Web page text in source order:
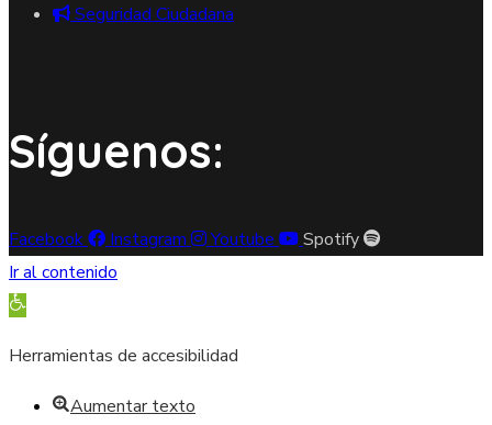
Seguridad Ciudadana
Síguenos:
Facebook Instagram Youtube
Spotify
Ir al contenido
Abrir barra de herramientas
Herramientas de accesibilidad
Aumentar texto